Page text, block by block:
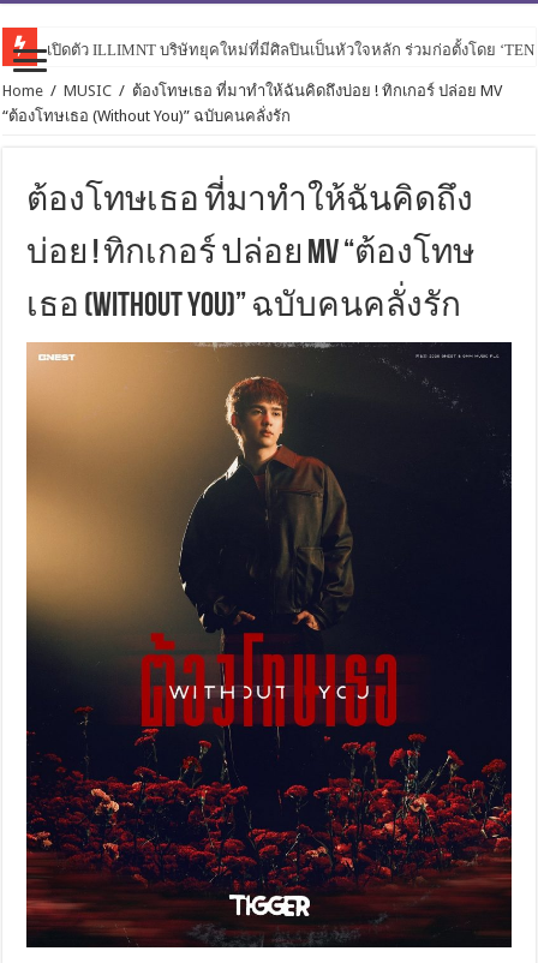
เปิดตัว ILLIMNT บริษัทยุคใหม่ที่มีศิลปินเป็นหัวใจหลัก ร่วมก่อตั้งโดย
Home / MUSIC / ต้องโทษเธอ ที่มาทำให้ฉันคิดถึงบ่อย ! ทิกเกอร์ ปล่อย MV
“ต้องโทษเธอ (Without You)” ฉบับคนคลั่งรัก
ต้องโทษเธอ ที่มาทำให้ฉันคิดถึง
บ่อย ! ทิกเกอร์ ปล่อย MV “ต้องโทษ
เธอ (Without You)” ฉบับคนคลั่งรัก